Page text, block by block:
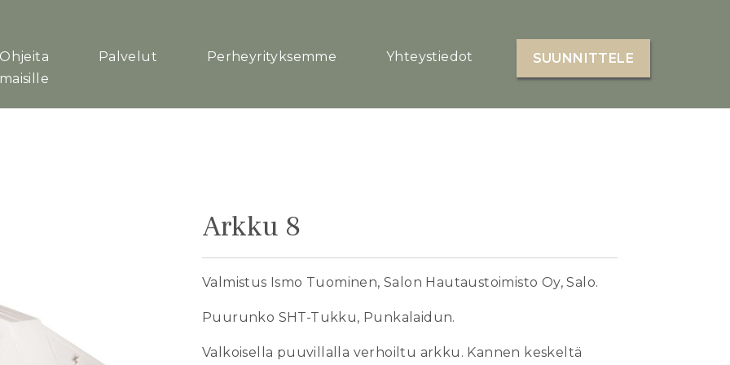
Ohjeita
Palvelut Perheyrityksemme Yhteystiedot SUUNNITTELE
Arkku 8
Valmistus Ismo Tuominen, Salon Hautaustoimisto Oy, Salo.
Puurunko SHT-Tukku, Punkalaidun.
Valkoisella puuvillalla verhoiltu arkku. Kannen keskeltä